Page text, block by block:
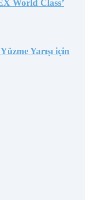
World Class’
Yarışı için